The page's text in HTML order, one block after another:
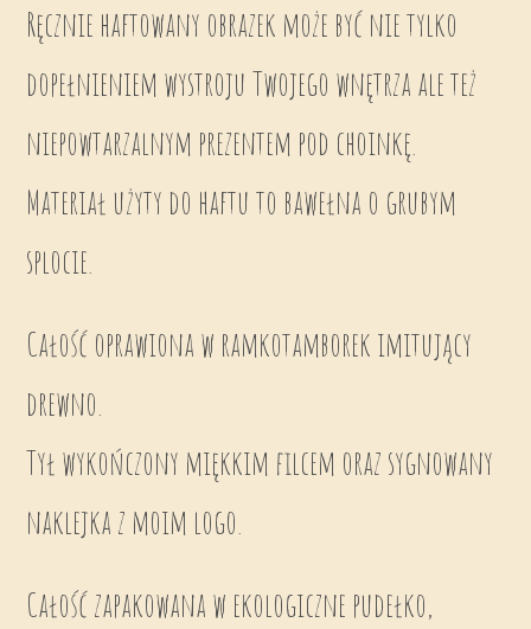
Ręcznie haftowany obrazek może być nie tylko
dopełnieniem wystroju Twojego wnętrza ale też
niepowtarzalnym prezentem pod choinkę.
Materiał użyty do haftu to bawełna o grubym
splocie.
Całość oprawiona w ramkotamborek imitujący
drewno.
Tył wykończony miękkim filcem oraz sygnowany
naklejka z moim logo.
Całość zapakowana w ekologiczne pudełko,